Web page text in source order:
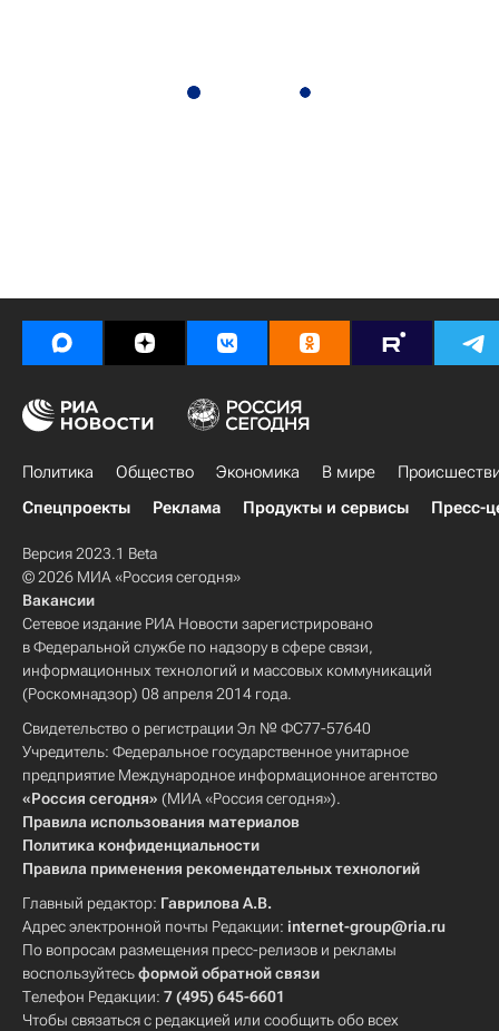
Политика Общество Экономика В мире
Спецпроекты
Реклама Продукты и сервисы Пресс-
Версия 2023.1 Beta
© 2026 МИА «Россия сегодня»
Вакансии
Сетевое издание РИА Новости зарегистрировано
в Федеральной службе по надзору в сфере связи,
информационных технологий и массовых коммуникаций
(Роскомнадзор) 08 апреля 2014 года.
Свидетельство о регистрации Эл № ФС77-57640
Учредитель: Федеральное государственное унитарное
предприятие Международное информационное агентство
«Россия сегодня» (МИА «Россия сегодня»).
Правила использования материалов
Политика конфиденциальности
Правила применения рекомендательных технологий
Главный редактор: Гаврилова А.В.
Адрес электронной почты Редакции: internet-group@ria.ru
По вопросам размещения пресс-релизов и рекламы
воспользуйтесьформой обратной связи
Телефон Редакции: 7 (495) 645-6601
Чтобы связаться с редакцией или сообщить обо всех